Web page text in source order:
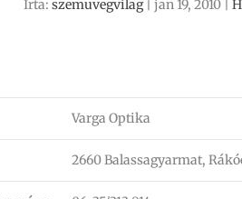
Írta:szemuvegvilag|jan 19, 2010 |
Varga Optika
2660 Balassagyarmat,